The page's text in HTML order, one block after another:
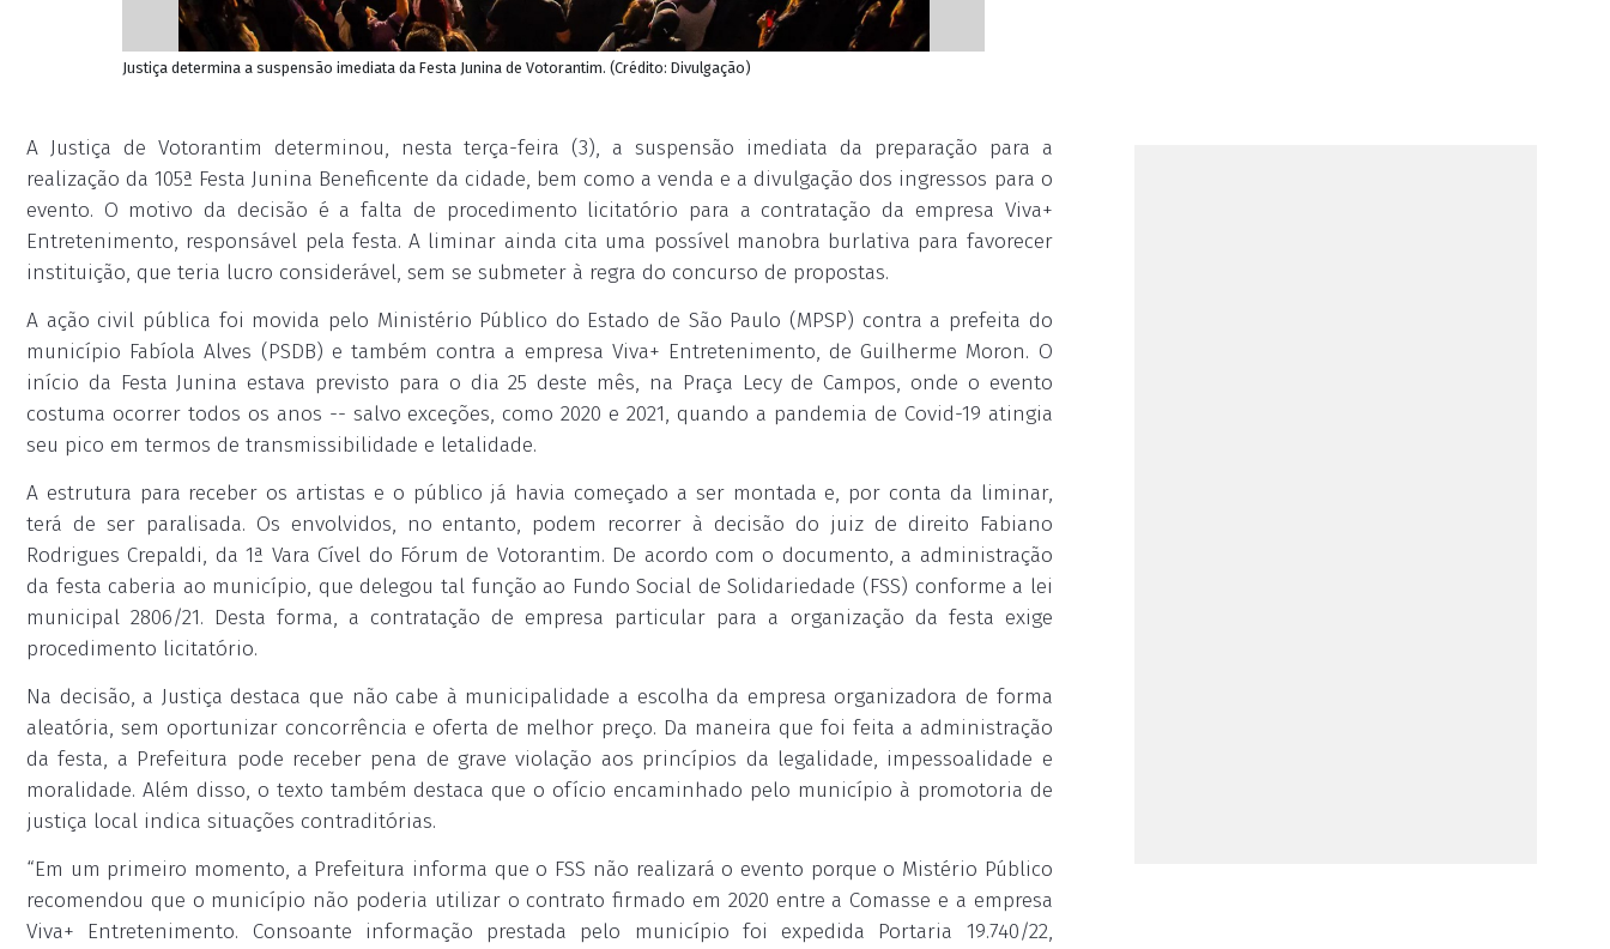
Justiça determina a suspensão imediata da Festa Junina de Votorantim. (Crédito: Divulgação)
A Justiça de Votorantim determinou, nesta terça-feira (3), a suspensão imediata da preparação para a
realização da 105ª Festa Junina Beneficente da cidade, bem como a venda e a divulgação dos ingressos para o
evento. O motivo da decisão é a falta de procedimento licitatório para a contratação da empresa Viva+
Entretenimento, responsável pela festa. A liminar ainda cita uma possível manobra burlativa para favorecer
instituição, que teria lucro considerável, sem se submeter à regra do concurso de propostas.
A ação civil pública foi movida pelo Ministério Público do Estado de São Paulo (MPSP) contra a prefeita do
município Fabíola Alves (PSDB) e também contra a empresa Viva+ Entretenimento, de Guilherme Moron. O
início da Festa Junina estava previsto para o dia 25 deste mês, na Praça Lecy de Campos, onde o evento
costuma ocorrer todos os anos -- salvo exceções, como 2020 e 2021, quando a pandemia de Covid-19 atingia
seu pico em termos de transmissibilidade e letalidade.
A estrutura para receber os artistas e o público já havia começado a ser montada e, por conta da liminar,
terá de ser paralisada. Os envolvidos, no entanto, podem recorrer à decisão do juiz de direito Fabiano
Rodrigues Crepaldi, da 1ª Vara Cível do Fórum de Votorantim. De acordo com o documento, a administração
da festa caberia ao município, que delegou tal função ao Fundo Social de Solidariedade (FSS) conforme a lei
municipal 2806/21. Desta forma, a contratação de empresa particular para a organização da festa exige
procedimento licitatório.
Na decisão, a Justiça destaca que não cabe à municipalidade a escolha da empresa organizadora de forma
aleatória, sem oportunizar concorrência e oferta de melhor preço. Da maneira que foi feita a administração
da festa, a Prefeitura pode receber pena de grave violação aos princípios da legalidade, impessoalidade e
moralidade. Além disso, o texto também destaca que o ofício encaminhado pelo município à promotoria de
justiça local indica situações contraditórias.
“Em um primeiro momento, a Prefeitura informa que o FSS não realizará o evento porque o Mistério Público
recomendou que o município não poderia utilizar o contrato firmado em 2020 entre a Comasse e a empresa
Viva+ Entretenimento. Consoante informação prestada pelo município foi expedida Portaria 19.740/22,